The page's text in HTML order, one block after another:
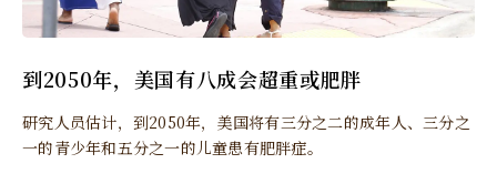
到2050年，美国有八成会超重或肥胖
研究人员估计，到2050年，美国将有三分之二的成年人、三分之
一的青少年和五分之一的儿童患有肥胖症。